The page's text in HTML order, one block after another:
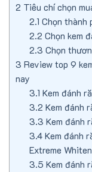
2 Tiêu chí chọn
2.1 Chọn thành
2.2 Chọn kem
2.3 Chọn
3 Review top 9
nay
3.1 Kem đánh
3.2 Kem đánh
3.3 Kem đánh
3.4Kem đánh
Extreme
3.5 Kem đánh